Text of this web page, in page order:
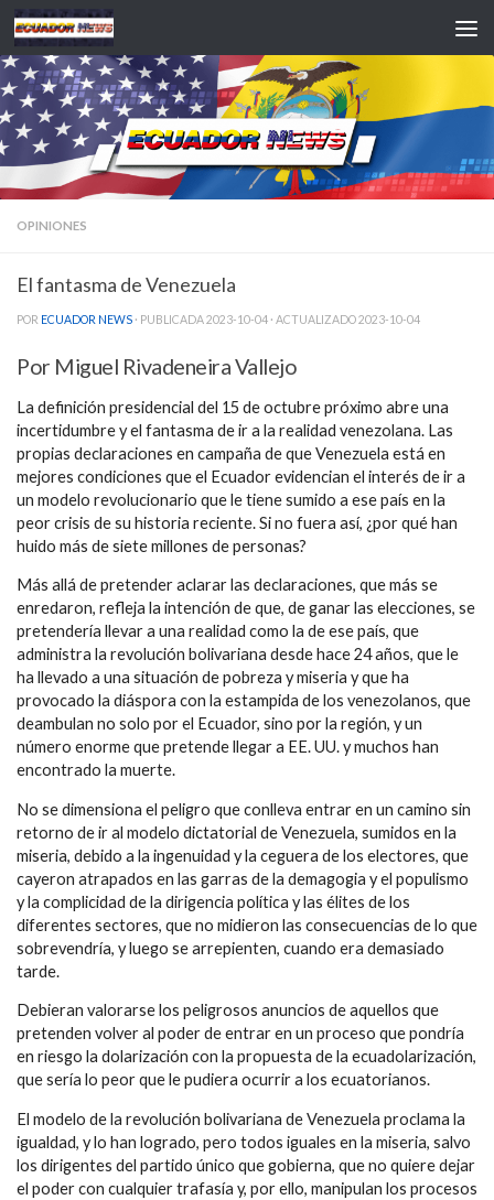
Saltar al contenido
OPINIONES
El fantasma de Venezuela
POR ECUADOR NEWS · PUBLICADA2023-10-04 · ACTUALIZADO2023-10-04
Por Miguel Rivadeneira Vallejo
La definición presidencial del 15 de octubre próximo abre una
incertidumbre y el fantasma de ir a la realidad venezolana. Las
propias declaraciones en campaña de que Venezuela está en
mejores condiciones que el Ecuador evidencian el interés de ir a
un modelo revolucionario que le tiene sumido a ese país en la
peor crisis de su historia reciente. Si no fuera así, ¿por qué han
huido más de siete millones de personas?
Más allá de pretender aclarar las declaraciones, que más se
enredaron, refleja la intención de que, de ganar las elecciones, se
pretendería llevar a una realidad como la de ese país, que
administra la revolución bolivariana desde hace 24 años, que le
ha llevado a una situación de pobreza y miseria y que ha
provocado la diáspora con la estampida de los venezolanos, que
deambulan no solo por el Ecuador, sino por la región, y un
número enorme que pretende llegar a EE. UU. y muchos han
encontrado la muerte.
No se dimensiona el peligro que conlleva entrar en un camino sin
retorno de ir al modelo dictatorial de Venezuela, sumidos en la
miseria, debido a la ingenuidad y la ceguera de los electores, que
cayeron atrapados en las garras de la demagogia y el populismo
y la complicidad de la dirigencia política y las élites de los
diferentes sectores, que no midieron las consecuencias de lo que
sobrevendría, y luego se arrepienten, cuando era demasiado
tarde.
Debieran valorarse los peligrosos anuncios de aquellos que
pretenden volver al poder de entrar en un proceso que pondría
en riesgo la dolarización con la propuesta de la ecuadolarización,
que sería lo peor que le pudiera ocurrir a los ecuatorianos.
El modelo de la revolución bolivariana de Venezuela proclama la
igualdad, y lo han logrado, pero todos iguales en la miseria, salvo
los dirigentes del partido único que gobierna, que no quiere dejar
el poder con cualquier trafasía y, por ello, manipulan los procesos